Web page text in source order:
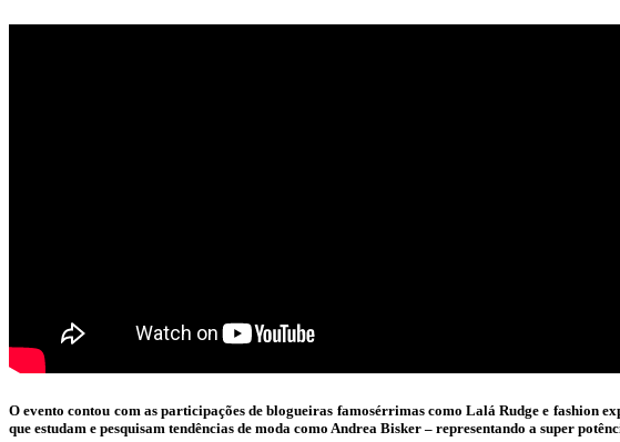
O evento contou com as participações de blogueiras famosérrimas como Lalá Rudge e fashion
que estudam e pesquisam tendências de moda como Andrea Bisker – representando a super